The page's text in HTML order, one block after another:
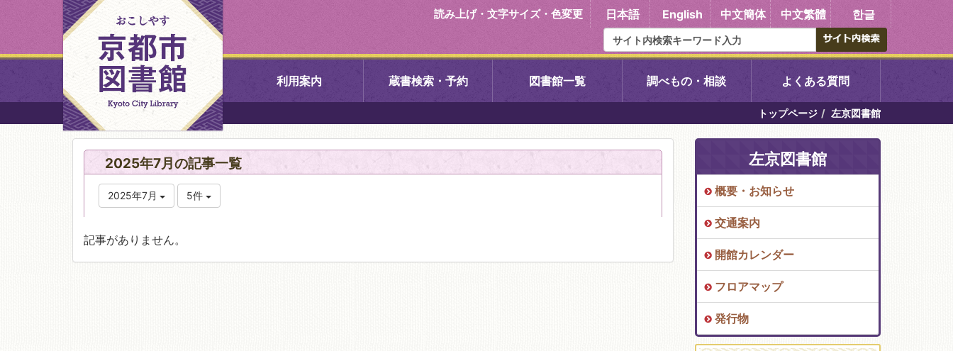
読み上げ・文字サイズ・色変更 日本語 English 中文簡体 中文繁體 한글
利用案内 蔵書検索・予約 図書館一覧
中央図書館 右京中央図書館 伏見中央図書館 醍醐中央図書館
東山図書館
吉祥院図書館
書館
向島図書館
こどもみらい館子育て図
コミュニティプラザ深草
図書館
調べもの・相談 よくある質問
トップページ 左京図書館
2025年7月の記事一覧
2025年7月 5件
記事がありません。
左京図書館
概要・お知らせ
交通案内
開館カレンダー
フロアマップ
発行物